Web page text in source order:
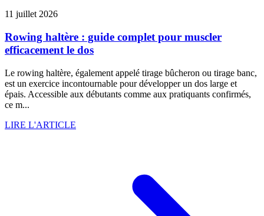
11 juillet 2026
Rowing haltère : guide complet pour muscler
efficacement le dos
Le rowing haltère, également appelé tirage bûcheron ou tirage banc,
est un exercice incontournable pour développer un dos large et
épais. Accessible aux débutants comme aux pratiquants confirmés,
ce m...
LIRE L'ARTICLE